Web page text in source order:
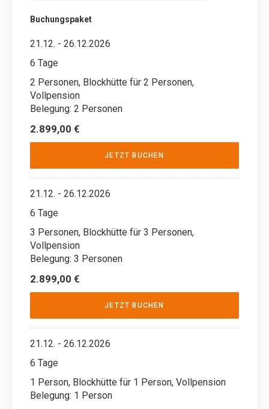
Buchungspaket
21.12. - 26.12.2026
6 Tage
2 Personen, Blockhütte für 2 Personen,
Vollpension
Belegung: 2 Personen
2.899,00 €
JETZT BUCHEN
21.12. - 26.12.2026
6 Tage
3 Personen, Blockhütte für 3 Personen,
Vollpension
Belegung: 3 Personen
2.899,00 €
JETZT BUCHEN
21.12. - 26.12.2026
6 Tage
1 Person, Blockhütte für 1 Person, Vollpension
Belegung: 1 Person